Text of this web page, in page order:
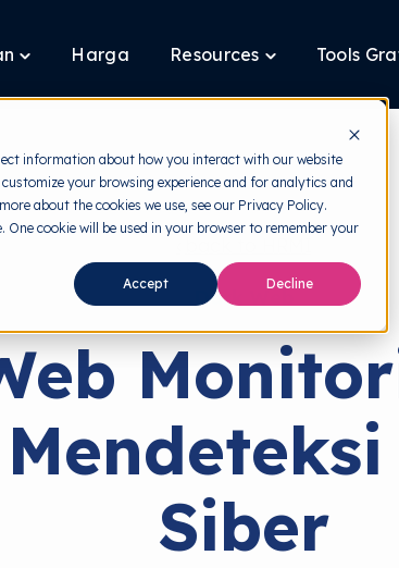
information about how you interact with our website
your browsing experience and for analytics and
about the cookies we use, see our Privacy Policy.
cookie will be used in your browser to remember your
Accept Decline
Toggle
Layanan
Harga Resources
Toggle
Resources
Tools
Dark Web
Siber